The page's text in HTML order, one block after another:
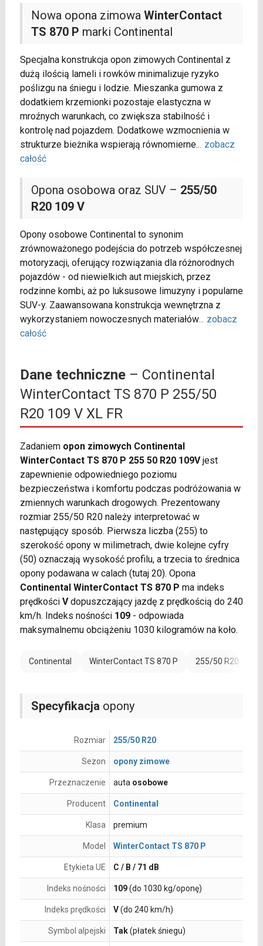
Nowa opona zimowa WinterContact
TS 870 P marki Continental
Specjalna konstrukcja opon zimowych Continental z
dużą ilością lameli i rowków minimalizuje ryzyko
poślizgu na śniegu i lodzie. Mieszanka gumowa z
dodatkiem krzemionki pozostaje elastyczna w
mroźnych warunkach, co zwiększa stabilność i
kontrolę nad pojazdem. Dodatkowe wzmocnienia w
strukturze bieżnika wspierają równomierne... zobacz
całość
Opona osobowa oraz SUV – 255/50
R20 109 V
Opony osobowe Continental to synonim
zrównoważonego podejścia do potrzeb współczesnej
motoryzacji, oferujący rozwiązania dla różnorodnych
pojazdów - od niewielkich aut miejskich, przez
rodzinne kombi, aż po luksusowe limuzyny i popularne
SUV-y. Zaawansowana konstrukcja wewnętrzna z
wykorzystaniem nowoczesnych materiałów... zobacz
całość
Dane techniczne– Continental
WinterContact TS 870 P 255/50
R20 109 V XL FR
Zadaniem opon zimowych Continental
WinterContact TS 870 P 255 50 R20 109Vjest
zapewnienie odpowiedniego poziomu
bezpieczeństwa i komfortu podczas podróżowania w
zmiennych warunkach drogowych. Prezentowany
rozmiar 255/50 R20 należy interpretować w
następujący sposób. Pierwsza liczba (255) to
szerokość opony w milimetrach, dwie kolejne cyfry
(50) oznaczają wysokość profilu, a trzecia to średnica
opony podawana w calach (tutaj 20). Opona
Continental WinterContact TS 870 P ma indeks
prędkości Vdopuszczający jazdę z prędkością do 240
km/h. Indeks nośności 109- odpowiada
maksymalnemu obciążeniu 1030 kilogramów na koło.
Continental WinterContact TS 870 P 255/50 R20
Specyfikacja opony
Rozmiar 255/50 R20
Sezon opony zimowe
Przeznaczenie auta osobowe
Producent Continental
Klasa premium
Model WinterContact TS 870 P
Etykieta UE C / B / 71 dB
Indeks nośności 109(do 1030 kg/oponę)
Indeks prędkości V(do 240 km/h)
Symbol alpejski Tak(płatek śniegu)